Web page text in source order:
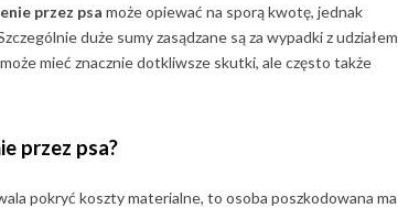
przez psa może opiewać na sporą kwotę, jednak
duże sumy zasądzane są za wypadki z udziałem
mieć znacznie dotkliwsze skutki, ale często także
przez psa?
pokryć koszty materialne, to osoba poszkodowana ma